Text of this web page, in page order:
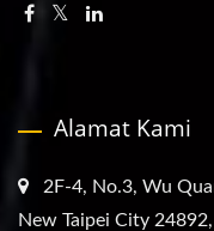
Alamat Kami
2F-4, No.3, Wu
New Taipei City